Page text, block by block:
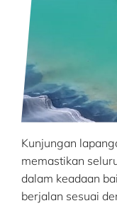
Kunjungan
memastikan
dalam keadaan
berjalan sesuai